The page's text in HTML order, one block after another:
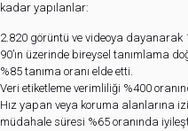
kadar yapılanlar:
2.820 görüntü ve videoya dayanarak
90’ın üzerinde bireysel tanımlama
%85 tanıma oranı elde etti.
Veri etiketleme verimliliği %400
Hız yapan veya koruma alanlarına
müdahale süresi %65 oranında